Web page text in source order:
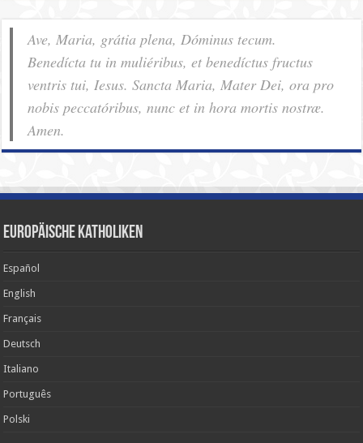
Ave, Maria, grátia plena, Dóminus tecum.
Benedícta tu in muliéribus, et benedíctus fructus
ventris tui, Iesus. Sancta Maria, Mater Dei, ora pro
nobis pec­ca­tóribus, nunc et in hora mortis nostræ.
Amen.
Europäische Katholiken
Español
English
Français
Deutsch
Italiano
Português
Polski